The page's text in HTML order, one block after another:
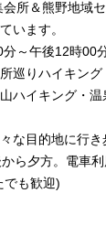
所＆熊野地域
います。
分～午後12時00
巡りハイキング
ハイキング・温
な目的地に行き
ら夕方。電車利
でも歓迎)